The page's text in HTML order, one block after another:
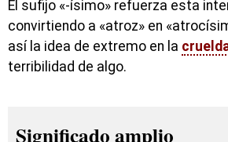
El sufijo «-ísimo» refuerza esta
convirtiendo a «atroz» en
así la idea de extremo en la
terribilidad de algo.
Significado amplio